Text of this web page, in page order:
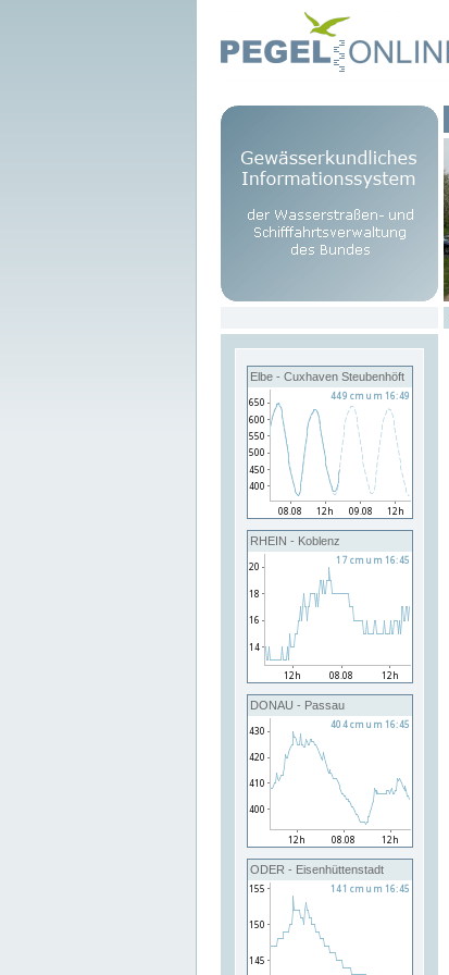
Elbe - Cuxhaven Steubenhöft
RHEIN - Koblenz
DONAU - Passau
ODER - Eisenhüttenstadt